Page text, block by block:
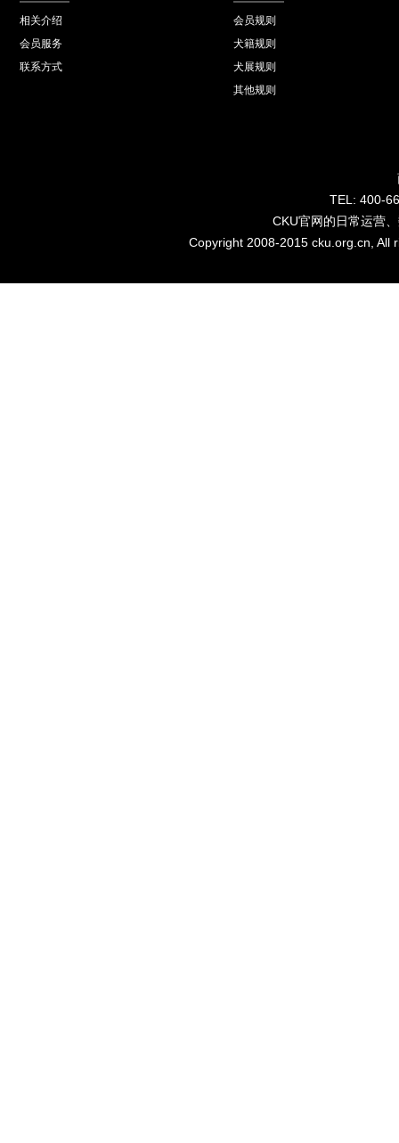
相关介绍
会员服务
联系方式
会员规则
犬籍规则
犬展规则
其他规则
TEL: 400-
CKU官网的日常运营
Copyright 2008-2015 cku.org.cn,